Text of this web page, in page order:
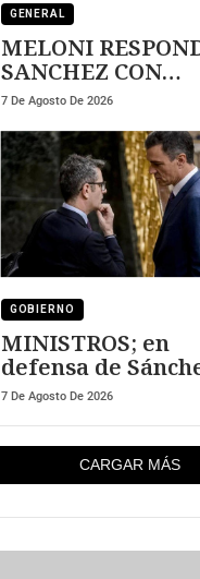
GENERAL
MELONI
SANCHEZ CON
DUREZA
7 De Agosto De 2026
GOBIERNO
MINISTROS; en
defensa de
7 De Agosto De 2026
CARGAR MÁS